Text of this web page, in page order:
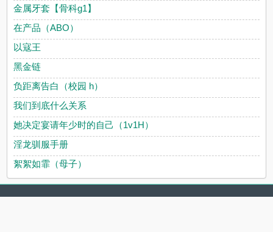
金属牙套【骨科g1】
在产品（ABO）
以寇王
黑金链
负距离告白（校园 h）
我们到底什么关系
她决定宴请年少时的自己（1v1H）
淫龙驯服手册
絮絮如霏（母子）